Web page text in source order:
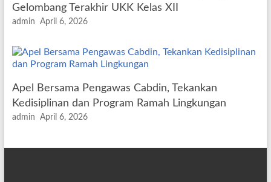
Gelombang Terakhir UKK Kelas XII
admin April 6, 2026
Apel Bersama Pengawas Cabdin, Tekankan
Kedisiplinan dan Program Ramah Lingkungan
admin April 6, 2026